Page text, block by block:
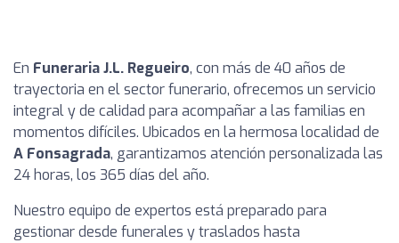
En Funeraria J.L. Regueiro, con más de 40 años de
trayectoria en el sector funerario, ofrecemos un servicio
integral y de calidad para acompañar a las familias en
momentos difíciles. Ubicados en la hermosa localidad de
A Fonsagrada, garantizamos atención personalizada las
24 horas, los 365 días del año.
Nuestro equipo de expertos está preparado para
gestionar desde funerales y traslados hasta